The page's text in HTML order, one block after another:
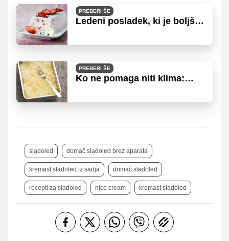
PREBERI ŠE
Ledeni posladek, ki je boljši
PREBERI ŠE
Ko ne pomaga niti klima:
sladice za ohladitev in
sladoled domač sladoled brez aparata
kremast sladoled iz sadja domač sladoled
recepti za sladoled nice cream kremast sladoled